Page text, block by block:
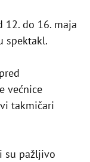
12. do 16. maja
spektakl.
većnice
takmičari
su pažljivo